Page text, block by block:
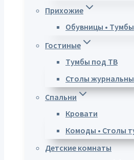
Прихожие
Обувницы • Тумбы
Гостиные
Тумбы под ТВ
Столы
Спальни
Кровати
Комоды • Столы
Детские комнаты